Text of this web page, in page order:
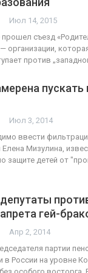
Июл 14, 2015
съезд
организации,
против
пускать
Июл 3, 2014
ввести
Елена Мизулина,
защите детей от
гей-
Апр 2, 2014
партии
России на уровне